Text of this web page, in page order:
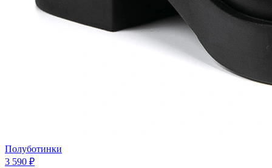
Полуботинки
3 590 ₽